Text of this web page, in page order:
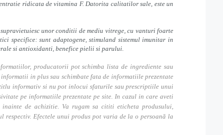
ridicata de vitamina F. Datorita calitatilor sale, este un
unor conditii de mediu vitrege, cu vanturi foarte
specifice: sunt adaptogene, stimuland sistemul imunitar in
si antioxidanti, benefice pielii si parului.
producatorii pot schimba lista de ingrediente sau
in plus sau schimbate fata de informatiile prezentate
informativ si nu pot inlocui sfaturile sau prescriptiile unui
pe informatiile prezentate pe site. In cazul in care aveti
de achizitie. Va rugam sa cititi eticheta produsului,
Efectele unui produs pot varia de la o persoană la